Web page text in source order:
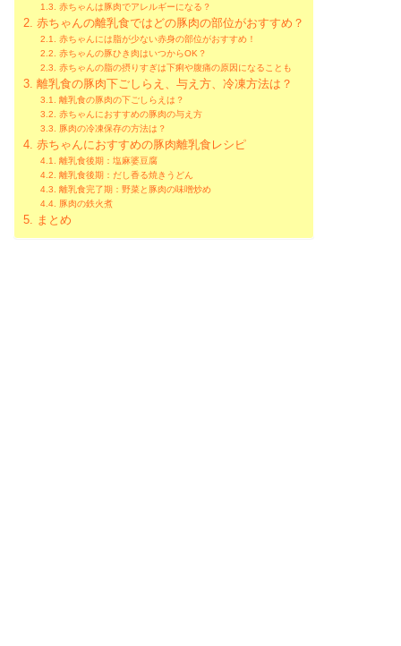
赤ちゃんは豚肉でアレルギーになる？
赤ちゃんの離乳食ではどの豚肉の部位がおすすめ？
赤ちゃんには脂が少ない赤身の部位がおすすめ！
赤ちゃんの豚ひき肉はいつからOK？
赤ちゃんの脂の摂りすぎは下痢や腹痛の原因になることも
離乳食の豚肉下ごしらえ、与え方、冷凍方法は？
離乳食の豚肉の下ごしらえは？
赤ちゃんにおすすめの豚肉の与え方
豚肉の冷凍保存の方法は？
赤ちゃんにおすすめの豚肉離乳食レシピ
離乳食後期：塩麻婆豆腐
離乳食後期：だし香る焼きうどん
離乳食完了期：野菜と豚肉の味噌炒め
豚肉の鉄火煮
まとめ